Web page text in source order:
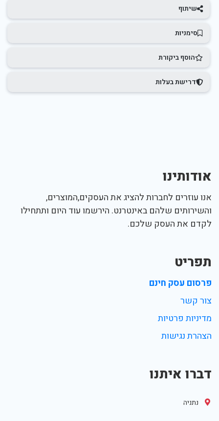
שיתוף
סימניות
הוסף ביקורת
דרישת בעלות
אודותינו
אנו עוזרים לחברות להציג את העסקים,המוצרים,
והשירותים שלהם באינטרנט. הירשמו עוד היום ותתחילו
לקדם את העסק שלכם.
תפריט
פרסום עסק חינם
צור קשר
מדיניות פרטיות
הצהרת נגישות
דברו איתנו
נתניה